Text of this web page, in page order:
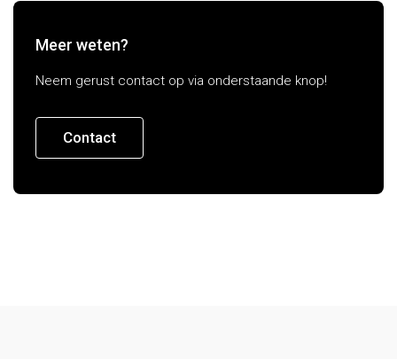
Meer weten?
Neem gerust contact op via onderstaande knop!
Contact